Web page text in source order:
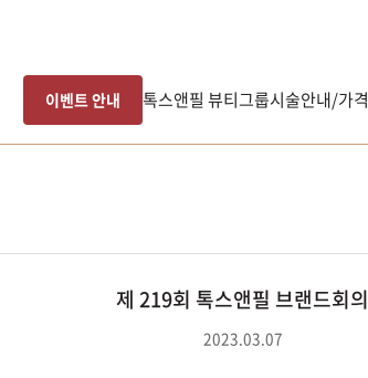
이벤트 안내 톡스앤필 뷰티그룹시술안내/가격
제 219회 톡스앤필 브랜드회의
2023.03.07